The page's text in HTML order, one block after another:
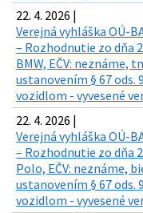
22. 4. 2026 |
Verejná vyhláška OÚ-
– Rozhodnutie zo dňa
BMW, EČV: neznáme,
ustanovením § 67 ods.
vozidlom - vyvesené
22. 4. 2026 |
Verejná vyhláška OÚ-
– Rozhodnutie zo dňa
Polo, EČV: neznáme,
ustanovením § 67 ods.
vozidlom - vyvesené